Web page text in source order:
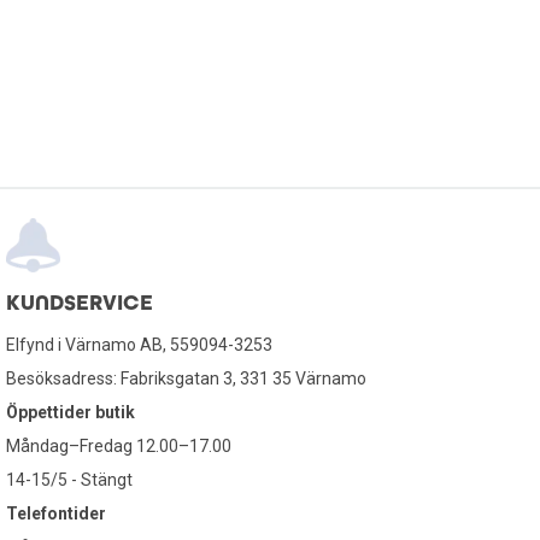
KUNDSERVICE
Elfynd i Värnamo AB, 559094-3253
Besöksadress: Fabriksgatan 3, 331 35 Värnamo
Öppettider butik
Måndag–Fredag 12.00–17.00
14-15/5 - Stängt
Telefontider